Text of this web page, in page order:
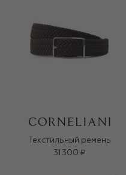
Текстильный ремень
31 300 ₽